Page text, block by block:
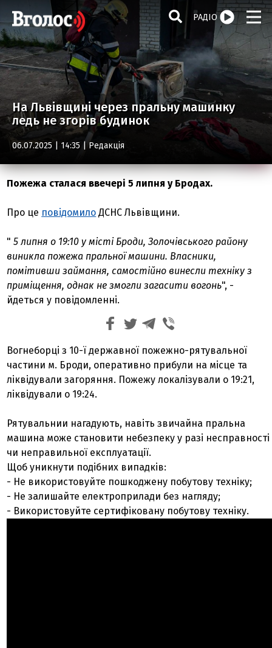
РАДІО
На Львівщині через пральну машинку
ледь не згорів будинок
06.07.2025 | 14:35 | Редакція
Пожежа сталася ввечері 5 липня у Бродах.
Про це повідомило ДСНС Львівщини.
"5 липня о 19:10 у місті Броди, Золочівського району
виникла пожежа пральної машини. Власники,
помітивши займання, самостійно винесли техніку з
приміщення, однак не змогли загасити вогонь", -
йдеться у повідомленні.
Вогнеборці з 10-ї державної пожежно-рятувальної
частини м. Броди, оперативно прибули на місце та
ліквідували загоряння. Пожежу локалізували о 19:21,
ліквідували о 19:24.
Рятувальнии нагадують, навіть звичайна пральна
машина може становити небезпеку у разі несправності
чи неправильної експлуатації.
Щоб уникнути подібних випадків:
- Не використовуйте пошкоджену побутову техніку;
- Не залишайте електроприлади без нагляду;
- Використовуйте сертифіковану побутову техніку.